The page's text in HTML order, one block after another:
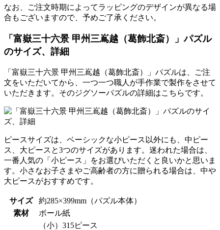
なお、ご注文時期によってラッピングのデザインが異なる場
合もございますので、予めご了承ください。
「富嶽三十六景 甲州三嶌越（葛飾北斎）」パズル
のサイズ、詳細
「富嶽三十六景 甲州三嶌越（葛飾北斎）」パズルは、ご注
文をいただいてから、一つ一つ職人が手作業で製作をさせて
いただきます。そのジグソーパズルの詳細はこちらです。
ピースサイズは、ベーシックな小ピース以外にも、中ピー
ス、大ピースと3つのサイズがあります。迷われた場合は、
一番人気の「小ピース」をお選びいただくと良いかと思いま
す。小さなお子さまやご高齢者の方に贈られる場合は、中や
大ピースがおすすめです。
サイズ
約285×399mm（パズル本体）
素材
ボール紙
（小）315ピース